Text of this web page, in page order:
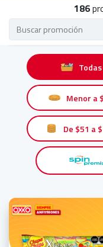
186
Todas
Menor a
De $51 a